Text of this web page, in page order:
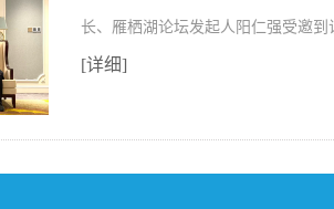
长、雁栖湖论坛发起人阳仁强受邀
[详细]